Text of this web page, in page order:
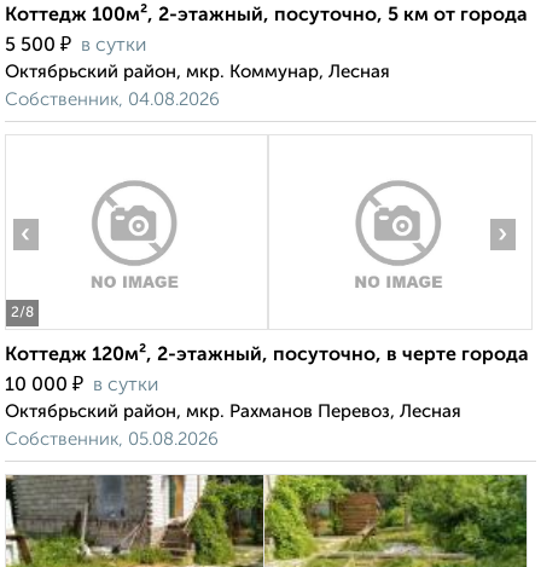
Коттедж 100м², 2-этажный, посуточно, 5 км от города
5 500 ₽ в сутки
Октябрьский район, мкр. Коммунар, Лесная
Собственник, 04.08.2026
2/8
‹ ›
Коттедж 120м², 2-этажный, посуточно, в черте города
10 000 ₽ в сутки
Октябрьский район, мкр. Рахманов Перевоз, Лесная
Собственник, 05.08.2026